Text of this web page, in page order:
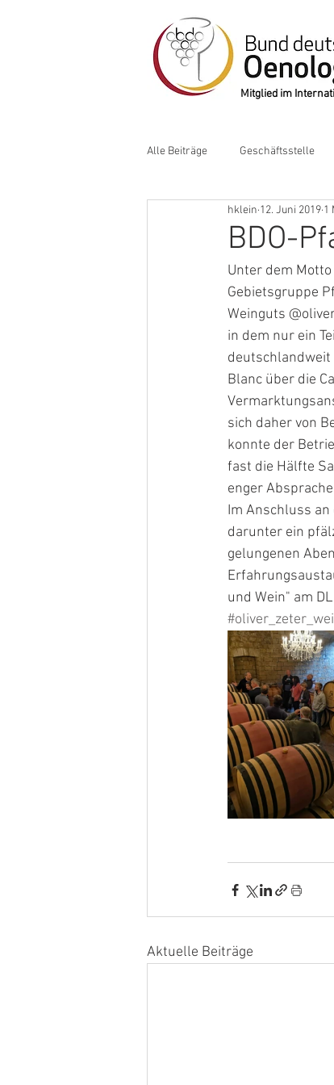
Mitglied im
Alle Beiträge Geschäftsstelle
BDO-
hklein 12. Juni 2019 1
Unter dem
Gebietsgruppe
Weinguts
in dem nur ein
deutschlandweit
Blanc über die
sich daher von
konnte der
fast die Hälfte
enger
Im Anschluss
darunter ein
gelungenen
und Wein" am
Aktuelle Beiträge